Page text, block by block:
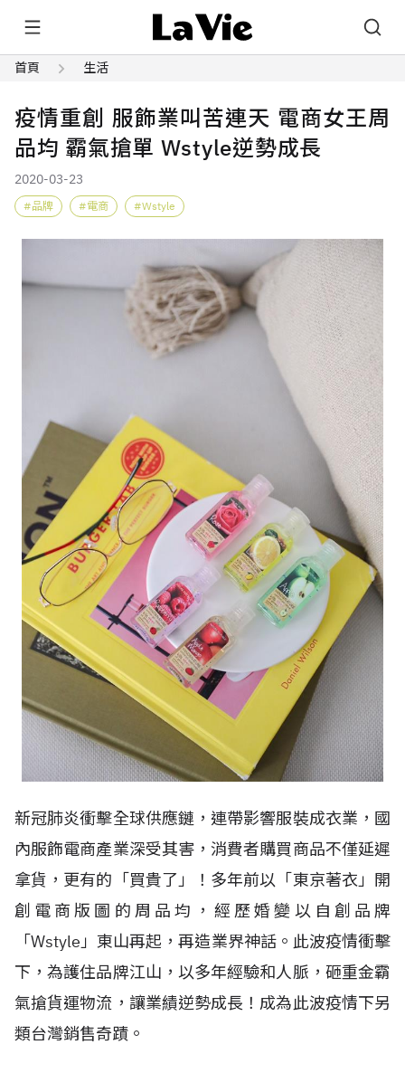
首頁 生活
疫情重創 服飾業叫苦連天 電商女王周
品均 霸氣搶單 Wstyle逆勢成長
2020-03-23
品牌 電商 Wstyle
新冠肺炎衝擊全球供應鏈，連帶影響服裝成衣業，國
內服飾電商產業深受其害，消費者購買商品不僅延遲
拿貨，更有的「買貴了」！多年前以「東京著衣」開
創電商版圖的周品均，經歷婚變以自創品牌
「Wstyle」東山再起，再造業界神話。此波疫情衝擊
下，為護住品牌江山，以多年經驗和人脈，砸重金霸
氣搶貨運物流，讓業績逆勢成長！成為此波疫情下另
類台灣銷售奇蹟。